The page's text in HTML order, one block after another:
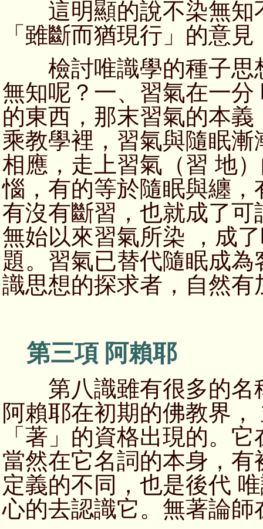
這明顯的說不染無知
「雖斷而猶現行」的意
檢討唯識學的種子思
無知呢？一、習氣在一
的東西，那末習氣的本
乘教學裡，習氣與隨眠
相應，走上習氣（習 地
惱，有的等於隨眠與纏
有沒有斷習，也就成了
無始以來習氣所染 ，成
題。習氣已替代隨眠成
識思想的探求者，自然
第三項 阿賴耶
第八識雖有很多的名
阿賴耶在初期的佛教界
「著」的資格出現的。
當然在它名詞的本身，
定義的不同，也是後代
心的去認識它。無著論